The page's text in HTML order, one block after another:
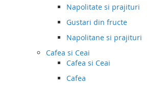
Napolitate si prajituri
Gustari din fructe
Napolitane si prajituri
Cafea si Ceai
Cafea si Ceai
Cafea